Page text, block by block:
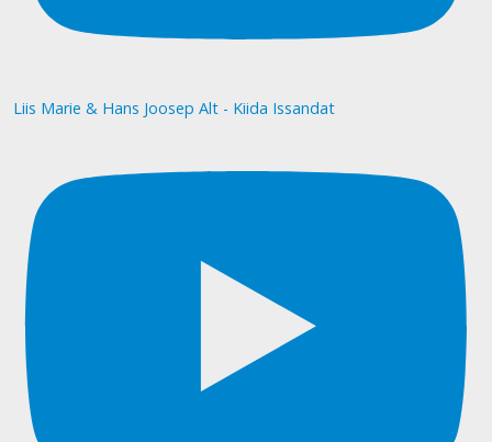
Liis Marie & Hans Joosep Alt - Kiida Issandat